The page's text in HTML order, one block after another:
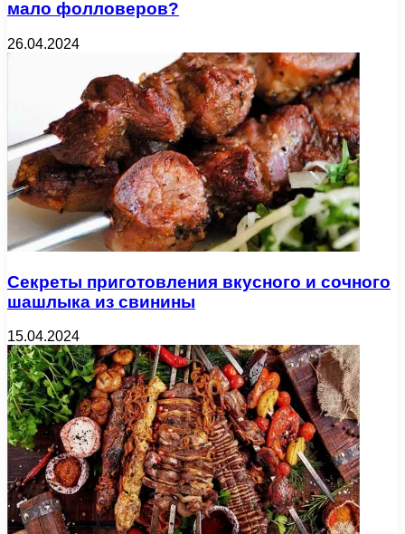
мало фолловеров?
26.04.2024
Секреты приготовления вкусного и сочного
шашлыка из свинины
15.04.2024